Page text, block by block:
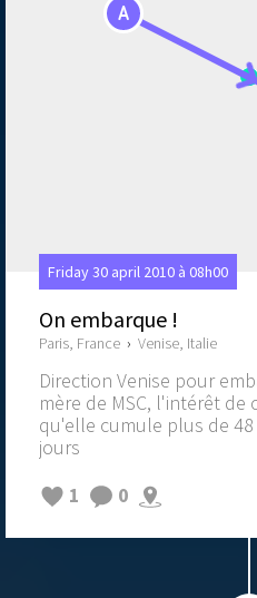
A
Friday 30 april 2010 à 08h00
On embarque !
Paris, France › Venise, Italie
Direction Venise pour
mère de MSC, l'intérêt de
qu'elle cumule plus de
jours
1
0